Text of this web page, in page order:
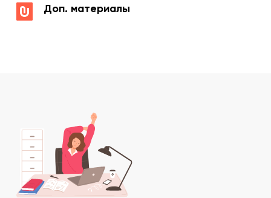
Доп. материалы